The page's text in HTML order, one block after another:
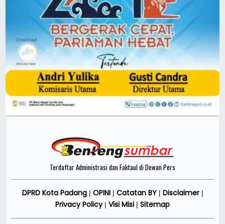
Terdaftar Administrasi dan Faktaul di Dewan Pers
DPRD Kota Padang| OPINI Catatan BY| Disclaimer|
Privacy Policy| Visi Misi Sitemap